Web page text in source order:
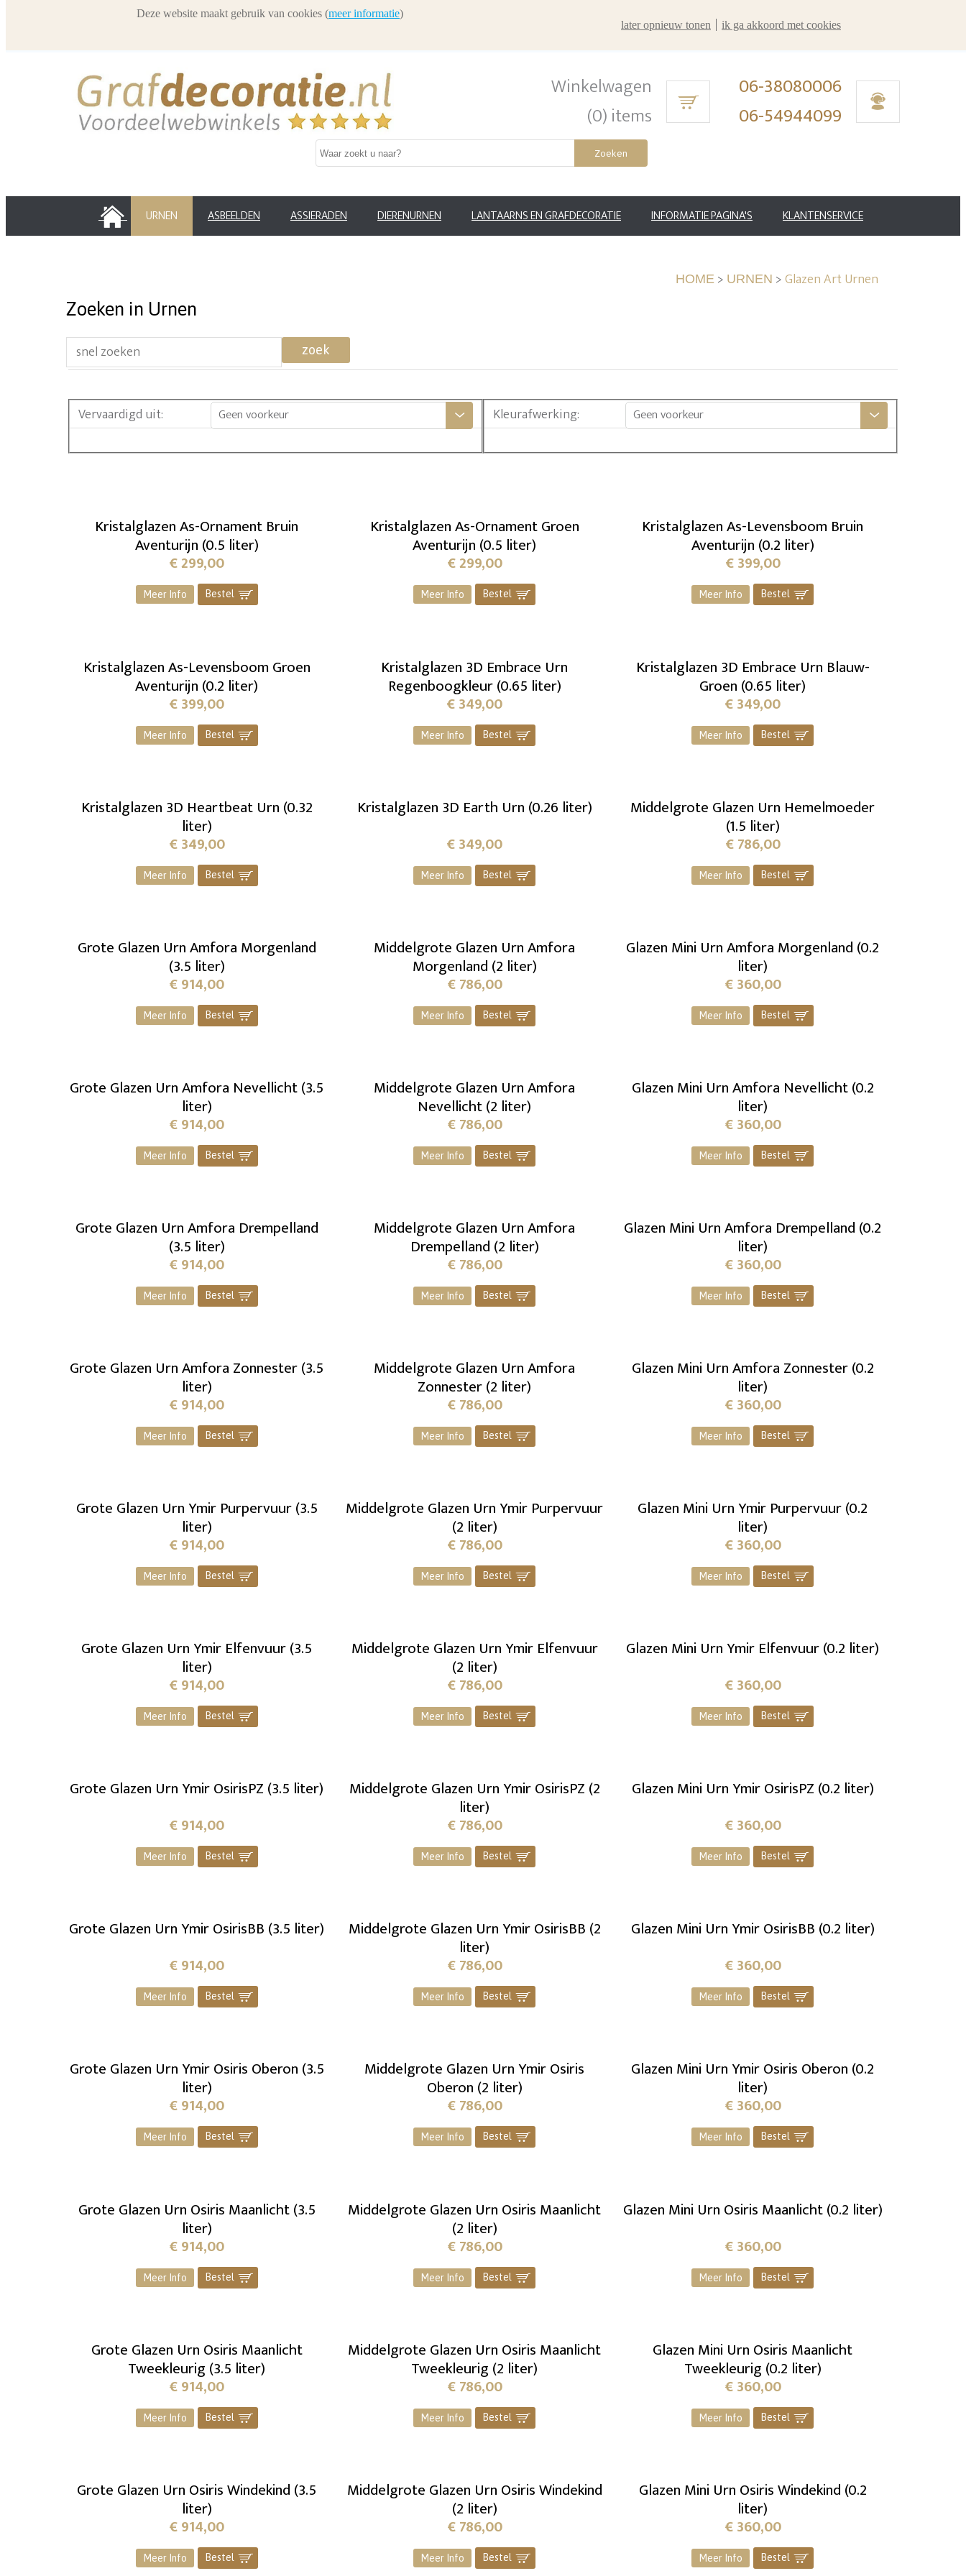
Winkelwagen
(0) items
06-38080006
06-54944099
Zoeken
HOME URNEN ASBEELDEN ASSIERADEN DIERENURNEN LANTAARNS EN GRAFDECORATIE INFORMATIE PAGINA'S KLANTENSERVICE
HOME > URNEN >Glazen Art Urnen
Zoeken in Urnen
zoek
Vervaardigd uit: Geen voorkeur Kleurafwerking: Geen voorkeur
Kristalglazen As-Ornament Bruin
Aventurijn (0.5 liter)
€299,00
Meer Info Bestel ]
Kristalglazen As-Ornament Groen
Aventurijn (0.5 liter)
€299,00
Meer Info Bestel ]
Kristalglazen As-Levensboom Bruin
Aventurijn (0.2 liter)
€399,00
Meer Info Bestel ]
Kristalglazen As-Levensboom Groen
Aventurijn (0.2 liter)
€399,00
Meer Info Bestel ]
Kristalglazen 3D Embrace Urn
Regenboogkleur (0.65 liter)
€349,00
Meer Info Bestel ]
Kristalglazen 3D Embrace Urn Blauw-
Groen (0.65 liter)
€349,00
Meer Info Bestel ]
Kristalglazen 3D Heartbeat Urn (0.32
liter)
€349,00
Meer Info Bestel ]
Kristalglazen 3D Earth Urn (0.26 liter)
€349,00
Meer Info Bestel ]
Middelgrote Glazen Urn Hemelmoeder
(1.5 liter)
€786,00
Meer Info Bestel ]
Grote Glazen Urn Amfora Morgenland
(3.5 liter)
€914,00
Meer Info Bestel ]
Middelgrote Glazen Urn Amfora
Morgenland (2 liter)
€786,00
Meer Info Bestel ]
Glazen Mini Urn Amfora Morgenland (0.2
liter)
€360,00
Meer Info Bestel ]
Grote Glazen Urn Amfora Nevellicht (3.5
liter)
€914,00
Meer Info Bestel ]
Middelgrote Glazen Urn Amfora
Nevellicht (2 liter)
€786,00
Meer Info Bestel ]
Glazen Mini Urn Amfora Nevellicht (0.2
liter)
€360,00
Meer Info Bestel ]
Grote Glazen Urn Amfora Drempelland
(3.5 liter)
€914,00
Meer Info Bestel ]
Middelgrote Glazen Urn Amfora
Drempelland (2 liter)
€786,00
Meer Info Bestel ]
Glazen Mini Urn Amfora Drempelland (0.2
liter)
€360,00
Meer Info Bestel ]
Grote Glazen Urn Amfora Zonnester (3.5
liter)
€914,00
Meer Info Bestel ]
Middelgrote Glazen Urn Amfora
Zonnester (2 liter)
€786,00
Meer Info Bestel ]
Glazen Mini Urn Amfora Zonnester (0.2
liter)
€360,00
Meer Info Bestel ]
Grote Glazen Urn Ymir Purpervuur (3.5
liter)
€914,00
Meer Info Bestel ]
Middelgrote Glazen Urn Ymir Purpervuur
(2 liter)
€786,00
Meer Info Bestel ]
Glazen Mini Urn Ymir Purpervuur (0.2
liter)
€360,00
Meer Info Bestel ]
Grote Glazen Urn Ymir Elfenvuur (3.5
liter)
€914,00
Meer Info Bestel ]
Middelgrote Glazen Urn Ymir Elfenvuur
(2 liter)
€786,00
Meer Info Bestel ]
Glazen Mini Urn Ymir Elfenvuur (0.2 liter)
€360,00
Meer Info Bestel ]
Grote Glazen Urn Ymir OsirisPZ (3.5 liter)
€914,00
Meer Info Bestel ]
Middelgrote Glazen Urn Ymir OsirisPZ (2
liter)
€786,00
Meer Info Bestel ]
Glazen Mini Urn Ymir OsirisPZ (0.2 liter)
€360,00
Meer Info Bestel ]
Grote Glazen Urn Ymir OsirisBB (3.5 liter)
€914,00
Meer Info Bestel ]
Middelgrote Glazen Urn Ymir OsirisBB (2
liter)
€786,00
Meer Info Bestel ]
Glazen Mini Urn Ymir OsirisBB (0.2 liter)
€360,00
Meer Info Bestel ]
Grote Glazen Urn Ymir Osiris Oberon (3.5
liter)
€914,00
Meer Info Bestel ]
Middelgrote Glazen Urn Ymir Osiris
Oberon (2 liter)
€786,00
Meer Info Bestel ]
Glazen Mini Urn Ymir Osiris Oberon (0.2
liter)
€360,00
Meer Info Bestel ]
Grote Glazen Urn Osiris Maanlicht (3.5
liter)
€914,00
Meer Info Bestel ]
Middelgrote Glazen Urn Osiris Maanlicht
(2 liter)
€786,00
Meer Info Bestel ]
Glazen Mini Urn Osiris Maanlicht (0.2 liter)
€360,00
Meer Info Bestel ]
Grote Glazen Urn Osiris Maanlicht
Tweekleurig (3.5 liter)
€914,00
Meer Info Bestel ]
Middelgrote Glazen Urn Osiris Maanlicht
Tweekleurig (2 liter)
€786,00
Meer Info Bestel ]
Glazen Mini Urn Osiris Maanlicht
Tweekleurig (0.2 liter)
€360,00
Meer Info Bestel ]
Grote Glazen Urn Osiris Windekind (3.5
liter)
€914,00
Meer Info Bestel ]
Middelgrote Glazen Urn Osiris Windekind
(2 liter)
€786,00
Meer Info Bestel ]
Glazen Mini Urn Osiris Windekind (0.2
liter)
€360,00
Meer Info Bestel ]
Deze website maakt gebruik van cookies (meer informatie)
later opnieuw tonen
ik ga akkoord met cookies